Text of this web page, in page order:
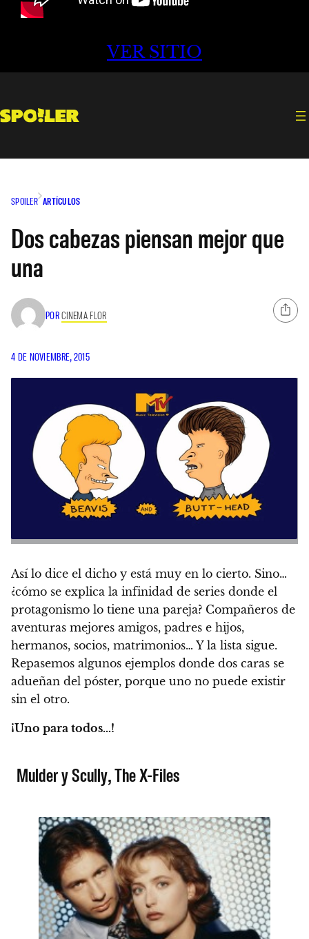
VER SITIO
SPOILER ARTÍCULOS
Dos cabezas piensan mejor que
una
PORCINEMA FLOR
4 DE NOVIEMBRE, 2015
Así lo dice el dicho y está muy en lo cierto. Sino…
¿cómo se explica la infinidad de series donde el
protagonismo lo tiene una pareja? Compañeros de
aventuras mejores amigos, padres e hijos,
hermanos, socios, matrimonios… Y la lista sigue.
Repasemos algunos ejemplos donde dos caras se
adueñan del póster, porque uno no puede existir
sin el otro.
¡Uno para todos…!
Mulder y Scully, The X-Files